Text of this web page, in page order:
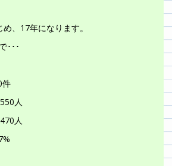
、17年になります。
･･･
件
人
人